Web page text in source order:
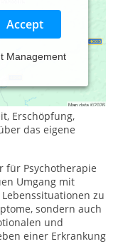
Accept
Management
Krisen stellen
auch seelisch
Beschwerden
Erschöpfung,
das eigene
für Psychotherapie
Umgang mit
zu
sondern auch
und
einer Erkrankung